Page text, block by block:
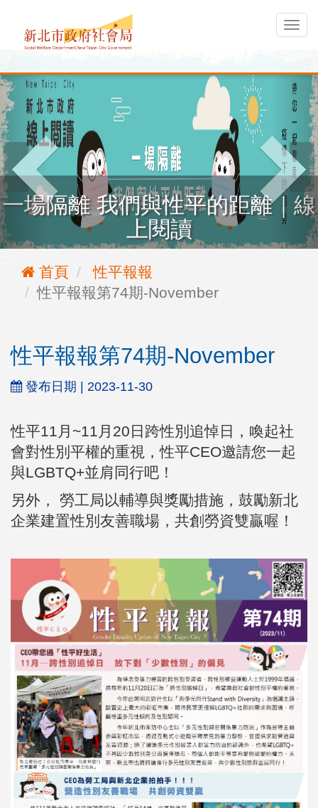
行
版
選
單
跳
要
內
容
一場隔離 我們與性平的距離｜線
上閱讀
上
一
首頁
性平報報
性平報報第74期-November
性平報報第74期-November
發布日期 | 2023-11-30
性平11月~11月20日跨性別追悼日，喚起社
會對性別平權的重視，性平CEO邀請您一起
與LGBTQ+並肩同行吧！
另外， 勞工局以輔導與獎勵措施，鼓勵新北
企業建置性別友善職場，共創勞資雙贏喔！